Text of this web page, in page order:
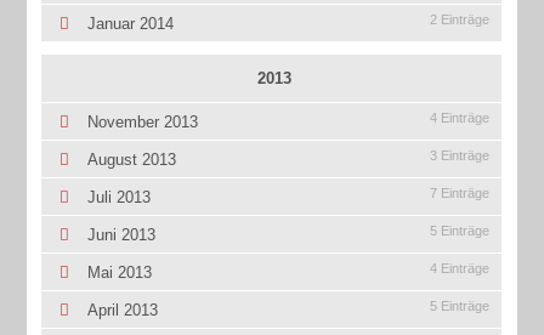
Januar 2014 2 Einträge
2013
November 2013 4 Einträge
August 2013 3 Einträge
Juli 2013 7 Einträge
Juni 2013 5 Einträge
Mai 2013 4 Einträge
April 2013 5 Einträge